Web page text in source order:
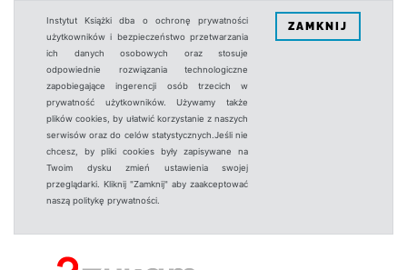
Instytut Książki dba o ochronę prywatności
użytkowników i bezpieczeństwo przetwarzania
ich danych osobowych oraz stosuje
odpowiednie rozwiązania technologiczne
zapobiegające ingerencji osób trzecich w
prywatność użytkowników. Używamy także
plików cookies, by ułatwić korzystanie z naszych
serwisów oraz do celów statystycznych.Jeśli nie
chcesz, by pliki cookies były zapisywane na
Twoim dysku zmień ustawienia swojej
przeglądarki. Kliknij "Zamknij" aby zaakceptować
naszą politykę prywatności.
ZAMKNIJ